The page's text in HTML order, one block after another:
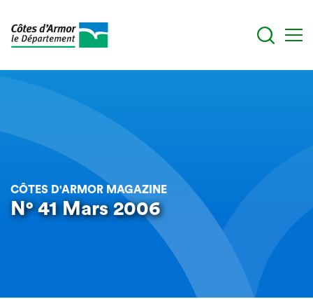
CÔTES D'ARMOR MAGAZINE
N° 41 Mars 2006